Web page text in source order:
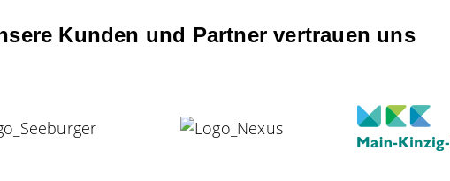
Kunden und Partner vertrauen uns